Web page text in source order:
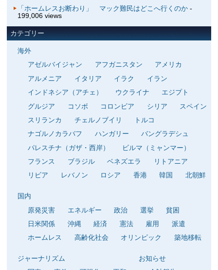
「ホームレスお断わり」 マック難民はどこへ行くのか-
199,006 views
カテゴリー
海外
アゼルバイジャン
アフガニスタン
アメリカ
アルメニア
イタリア イラク
イラン
インドネシア（アチェ）
ウクライナ
エジプト
グルジア
コソボ コロンビア シリア
スペイン
スリランカ
チェルノブイリ
トルコ
ナゴルノカラバフ
ハンガリー
バングラデシュ
パレスチナ（ガザ・西岸）
ビルマ（ミャンマー）
フランス
ブラジル ベネズエラ
リトアニア
リビア
レバノン ロシア 香港 韓国 北朝鮮
国内
原発災害
エネルギー 政治 選挙
貧困
日米関係
沖縄 経済 憲法 雇用
派遣
ホームレス
高齢化社会 オリンピック 築地移転
ジャーナリズム
お知らせ